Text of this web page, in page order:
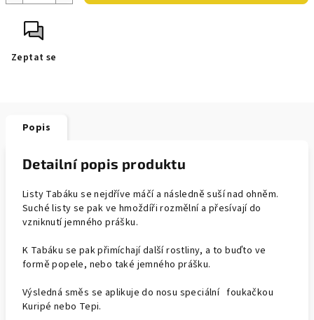
Zeptat se
Popis
Detailní popis produktu
Listy Tabáku se nejdříve máčí a následně suší nad ohněm.
Suché listy se pak ve hmoždíři rozmělní a přesívají do
vzniknutí jemného prášku.
K Tabáku se pak přimíchají další rostliny, a to buďto ve
formě popele, nebo také jemného prášku.
Výsledná směs se aplikuje do nosu speciální foukačkou
Kuripé nebo Tepi.